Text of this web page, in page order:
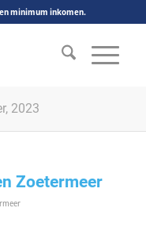
minimum inkomen.
2023
Zoetermeer